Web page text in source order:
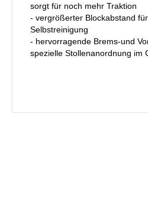
sorgt für noch mehr Traktion
- vergrößerter Blockabstand
Selbstreinigung
- hervorragende Brems-und
spezielle Stollenanordnung im